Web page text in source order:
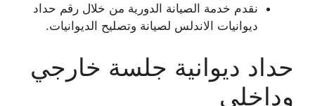
نقدم خدمة الصيانة الدورية من خلال رقم حداد
ديوانيات الاندلس لصيانة وتصليح الديوانيات.
حداد ديوانية جلسة خارجي
وداخلي